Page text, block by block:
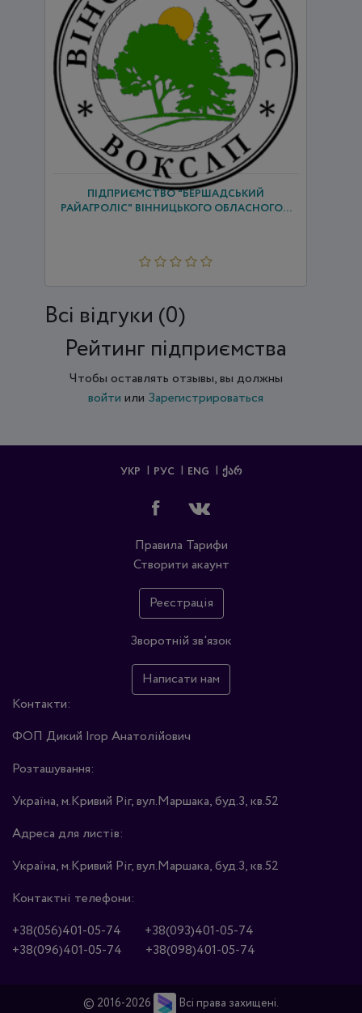
ПІДПРИЄМСТВО "БЕРШАДСЬКИЙ
РАЙАГРОЛІС" ВІННИЦЬКОГО ОБЛАСНОГО...
Всi відгуки (0)
Рейтинг підприємства
Чтобы оставлять отзывы, вы должны
войти или Зарегистрироваться
УКР РУС ENG ᲥᲐᲠ
Правила Тарифи
Створити акаунт
Реєстрація
Зворотній зв'язок
Написати нам
Контакти:
ФОП Дикий Ігор Анатолійович
Розташування:
Україна, м.Кривий Ріг, вул.Маршака, буд.3, кв.52
Адреса для листів:
Україна, м.Кривий Ріг, вул.Маршака, буд.3, кв.52
Контактні телефони:
+38(056)401-05-74
+38(093)401-05-74
+38(096)401-05-74
+38(098)401-05-74
© 2016-2026 Всі права захищені.